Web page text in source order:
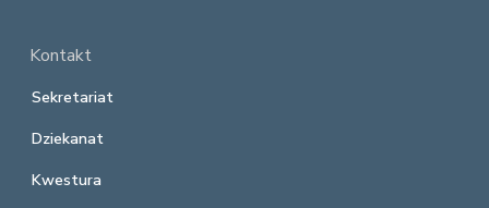
Kontakt
Sekretariat
Dziekanat
Kwestura